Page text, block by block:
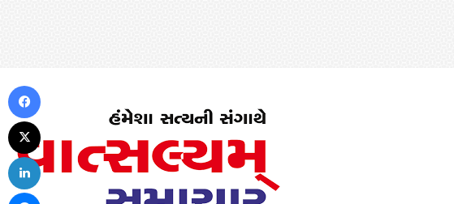
LinkedIn